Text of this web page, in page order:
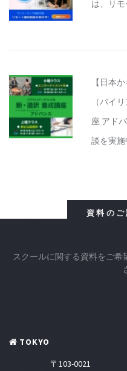
は、リモ
【日本
（バイ
座 アド
談を実施
資料のご
スクールに関する資料をご希
TOKYO
〒103-0021